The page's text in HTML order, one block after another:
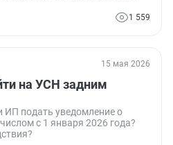
1 559
15 мая 2026
на УСН задним
подать уведомление о
с 1 января 2026 года?